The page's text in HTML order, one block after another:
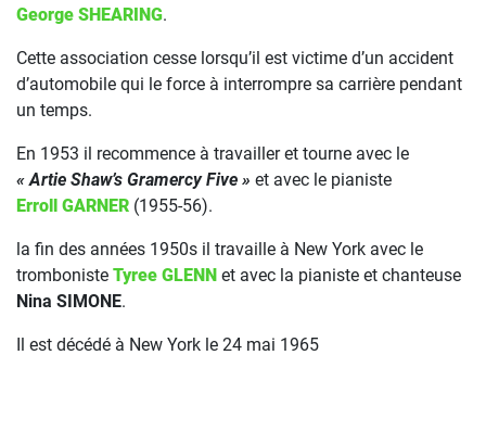
George SHEARING.
Cette association cesse lorsqu’il est victime d’un accident
d’automobile qui le force à interrompre sa carrière pendant
un temps.
En 1953 il recommence à travailler et tourne avec le
« Artie Shaw’s Gramercy Five » et avec le pianiste
Erroll GARNER (1955-56).
la fin des années 1950s il travaille à New York avec le
tromboniste Tyree GLENN et avec la pianiste et chanteuse
Nina SIMONE.
Il est décédé à New York le 24 mai 1965